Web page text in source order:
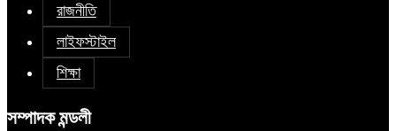
রাজনীতি
লাইফস্টাইল
শিক্ষা
সম্পাদক মন্ডলী